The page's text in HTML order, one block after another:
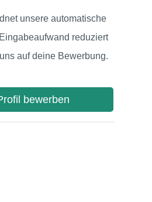
unsere automatische
reduziert
auf deine Bewerbung.
bewerben